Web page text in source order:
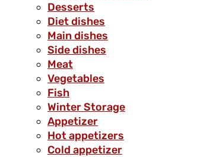
Desserts
Diet dishes
Main dishes
Side dishes
Meat
Vegetables
Fish
Winter Storage
Аppetizer
Hot appetizers
Cold appetizer